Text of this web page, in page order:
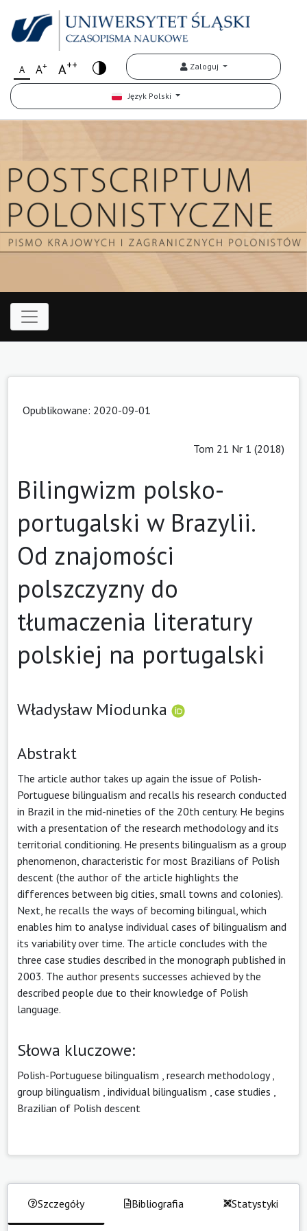
A A+ A++ Zaloguj
Język Polski
Opublikowane: 2020-09-01
Tom 21 Nr 1 (2018)
Bilingwizm polsko-
portugalski w Brazylii.
Od znajomości
polszczyzny do
tłumaczenia literatury
polskiej na portugalski
Władysław Miodunka
Abstrakt
The article author takes up again the issue of Polish-
Portuguese bilingualism and recalls his research conducted
in Brazil in the mid-nineties of the 20th century. He begins
with a presentation of the research methodology and its
territorial conditioning. He presents bilingualism as a group
phenomenon, characteristic for most Brazilians of Polish
descent (the author of the article highlights the
differences between big cities, small towns and colonies).
Next, he recalls the ways of becoming bilingual, which
enables him to analyse individual cases of bilingualism and
its variability over time. The article concludes with the
three case studies described in the monograph published in
2003. The author presents successes achieved by the
described people due to their knowledge of Polish
language.
Słowa kluczowe:
Polish-Portuguese bilingualism research methodology,
group bilingualism individual bilingualism case studies
Brazilian of Polish descent
Szczegóły Bibliografia Statystyki